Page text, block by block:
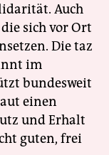
Auch
sich vor Ort
Die taz
im
bundesweit
einen
und Erhalt
guten, frei